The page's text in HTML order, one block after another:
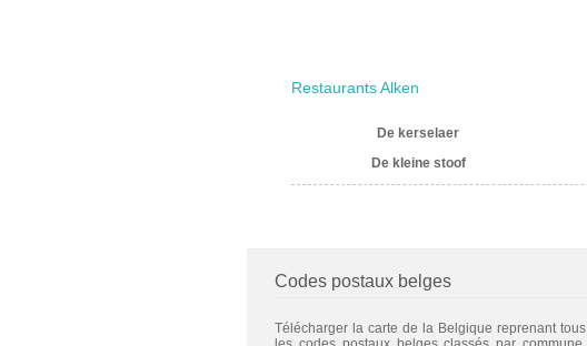
Restaurants Alken
De kerselaer
De kleine stoof
Codes postaux belges
Télécharger la carte de la Belgique reprenant tous